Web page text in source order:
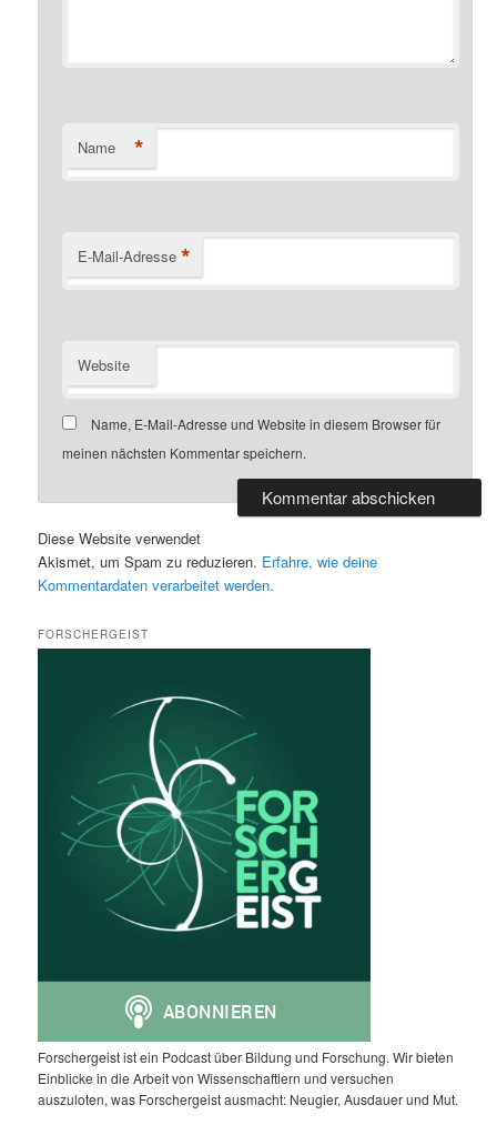
Name *
E-Mail-Adresse *
Website
Name, E-Mail-Adresse und Website in diesem Browser für
meinen nächsten Kommentar speichern.
Diese Website verwendet
Akismet, um Spam zu reduzieren. Erfahre, wie deine
Kommentardaten verarbeitet werden.
FORSCHERGEIST
Forschergeist ist ein Podcast über Bildung und Forschung. Wir bieten
Einblicke in die Arbeit von Wissenschaftlern und versuchen
auszuloten, was Forschergeist ausmacht: Neugier, Ausdauer und Mut.